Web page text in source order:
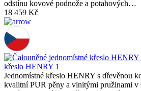
odstínu kovové podnože a potahových…
18 459 Kč
křeslo HENRY 1
Jednomístné křeslo HENRY s dřevěnou
kvalitní PUR pěny a vlnitými pružinami v